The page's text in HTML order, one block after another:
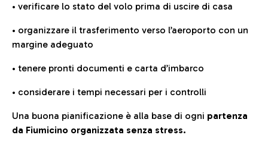
• verificare lo stato del volo prima di uscire di casa
• organizzare il trasferimento verso l’aeroporto con un
margine adeguato
• tenere pronti documenti e carta d’imbarco
• considerare i tempi necessari per i controlli
Una buona pianificazione è alla base di ogni partenza
da Fiumicino organizzata senza stress.